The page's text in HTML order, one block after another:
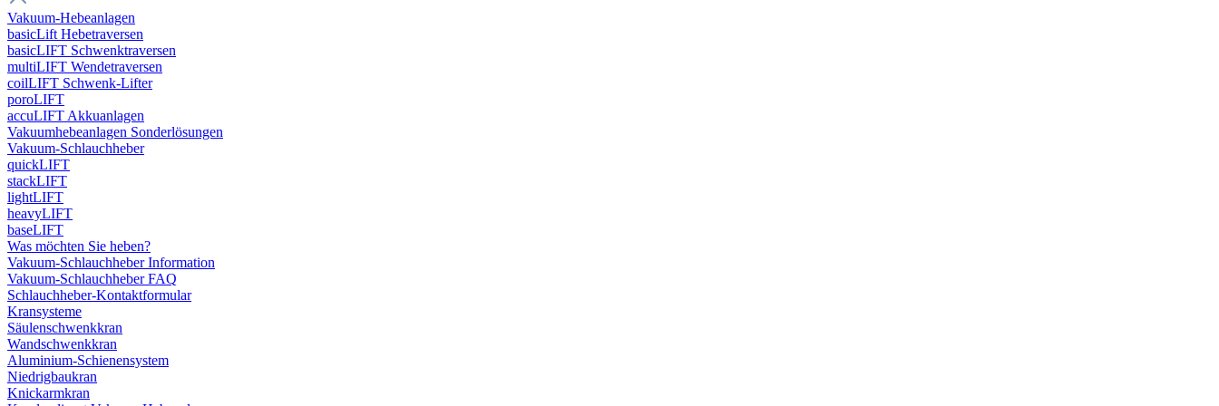
Vakuum-Hebeanlagen
basicLift Hebetraversen
basicLIFT Schwenktraversen
multiLIFT Wendetraversen
coilLIFT Schwenk-Lifter
poroLIFT
accuLIFT Akkuanlagen
Vakuumhebeanlagen Sonderlösungen
Vakuum-Schlauchheber
quickLIFT
stackLIFT
lightLIFT
heavyLIFT
baseLIFT
Was möchten Sie heben?
Vakuum-Schlauchheber Information
Vakuum-Schlauchheber FAQ
Schlauchheber-Kontaktformular
Kransysteme
Säulenschwenkkran
Wandschwenkkran
Aluminium-Schienensystem
Niedrigbaukran
Knickarmkran